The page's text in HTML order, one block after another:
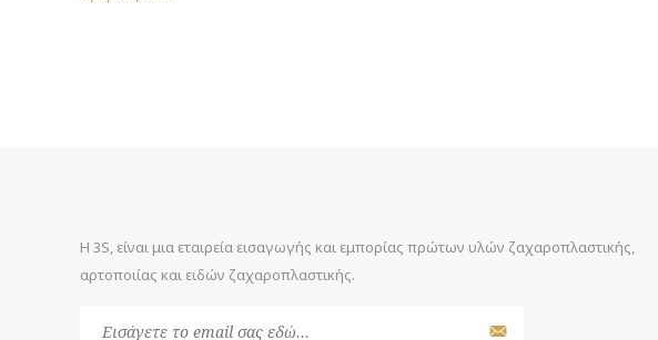
Η 3S, είναι μια εταιρεία εισαγωγής και εμπορίας πρώτων υλών ζαχαροπλαστικής,
αρτοποιίας και ειδών ζαχαροπλαστικής.